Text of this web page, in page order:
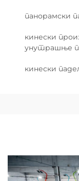
панорамски
кинески
унутрашње
кинески